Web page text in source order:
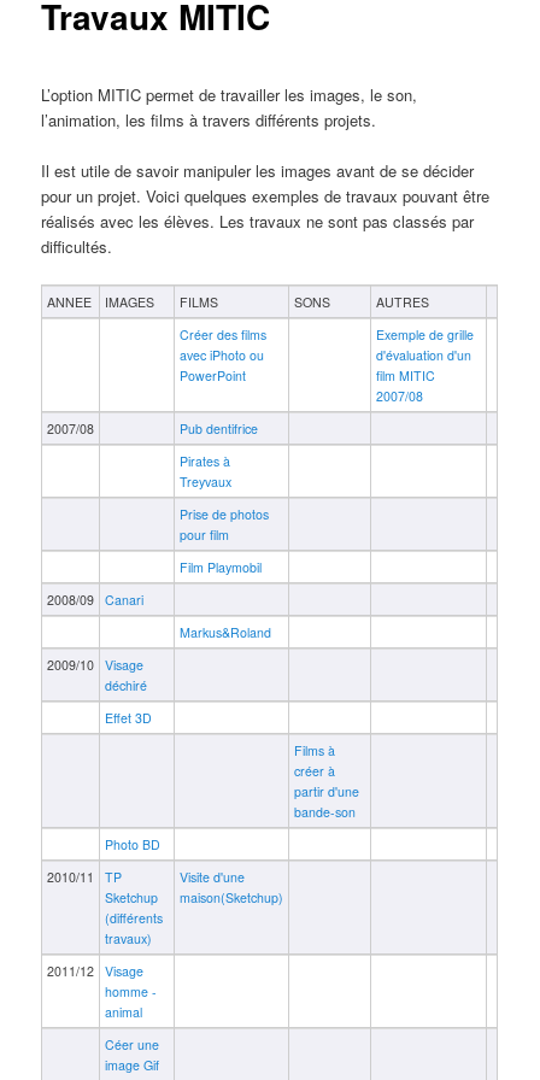
Travaux MITIC
L’option MITIC permet de travailler les images, le son,
l’animation, les films à travers différents projets.
Il est utile de savoir manipuler les images avant de se décider
pour un projet. Voici quelques exemples de travaux pouvant être
réalisés avec les élèves. Les travaux ne sont pas classés par
difficultés.
ANNEE IMAGES FILMS SONS
AUTRES
Créer des films
avec iPhoto ou
PowerPoint
Exemple de grille
d'évaluation d'un
film MITIC
2007/08
2007/08
Pub dentifrice
Pirates à
Treyvaux
Prise de photos
pour film
Film Playmobil
2008/09
Canari
Markus&Roland
2009/10
Visage
déchiré
Effet 3D
Films à
créer à
partir d'une
bande-son
Photo BD
2010/11
TP
Sketchup
(différents
travaux)
Visite d'une
maison(Sketchup)
2011/12
Visage
homme -
animal
Céer une
image Gif